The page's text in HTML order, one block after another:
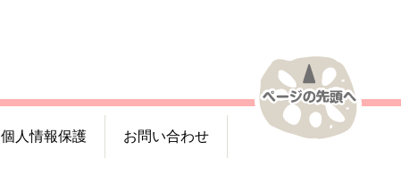
個人情報保護 お問い合わせ